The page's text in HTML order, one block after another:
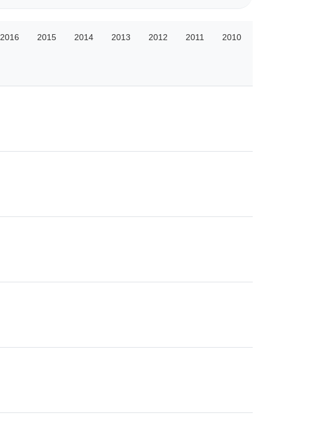
2016 2015 2014 2013 2012 2011 2010